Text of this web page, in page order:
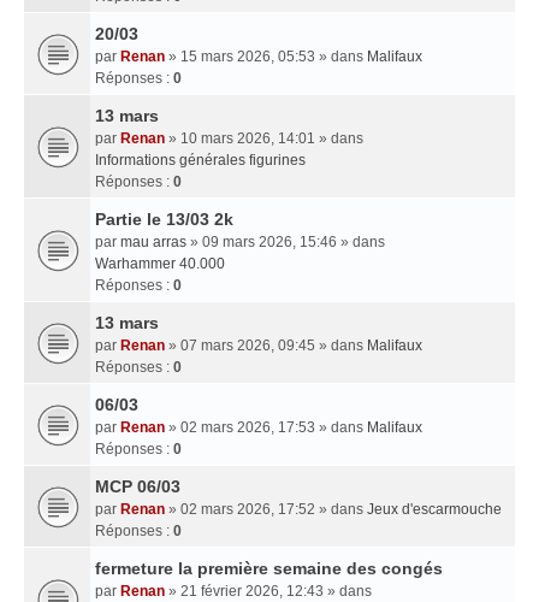
20/03
par Renan » 15 mars 2026, 05:53 » dans Malifaux
Réponses : 0
13 mars
par Renan » 10 mars 2026, 14:01 » dans
Informations générales figurines
Réponses : 0
Partie le 13/03 2k
par mau arras » 09 mars 2026, 15:46 » dans
Warhammer 40.000
Réponses : 0
13 mars
par Renan » 07 mars 2026, 09:45 » dans Malifaux
Réponses : 0
06/03
par Renan » 02 mars 2026, 17:53 » dans Malifaux
Réponses : 0
MCP 06/03
par Renan » 02 mars 2026, 17:52 » dans Jeux d'escarmouche
Réponses : 0
fermeture la première semaine des congés
par Renan » 21 février 2026, 12:43 » dans